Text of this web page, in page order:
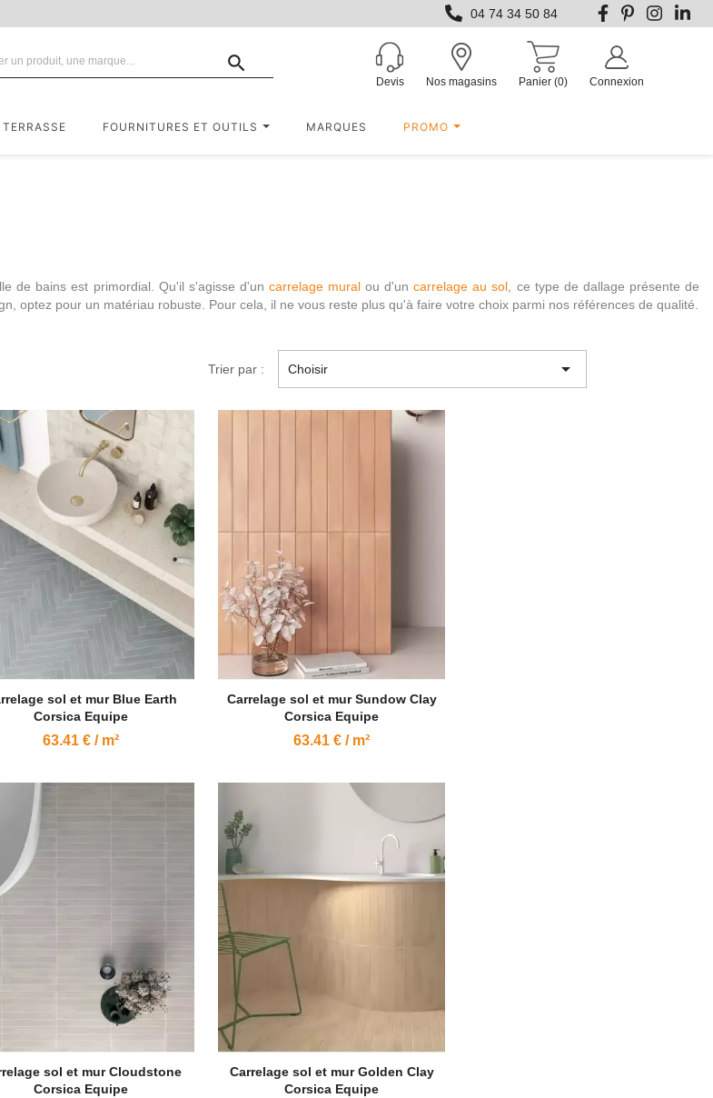
04 74 34 50 84

Devis Nos magasins Panier (0) Connexion
FOURNITURES ET OUTILS MARQUES PROMO
de bains est primordial. Qu'il s'agisse d'un carrelage mural ou d'uncarrelage au sol , ce type de dallage présente de
, optez pour un matériau robuste . Pour cela, il ne vous reste plus qu'à faire votre choix parmi nos références de qualité.
Trier par : Choisir 
sol et mur Blue Earth
Corsica Equipe
63.41 € / m²
Carrelage sol et mur Sundow Clay
Corsica Equipe
63.41 € / m²
sol et mur Cloudstone
Corsica Equipe
Carrelage sol et mur Golden Clay
Corsica Equipe